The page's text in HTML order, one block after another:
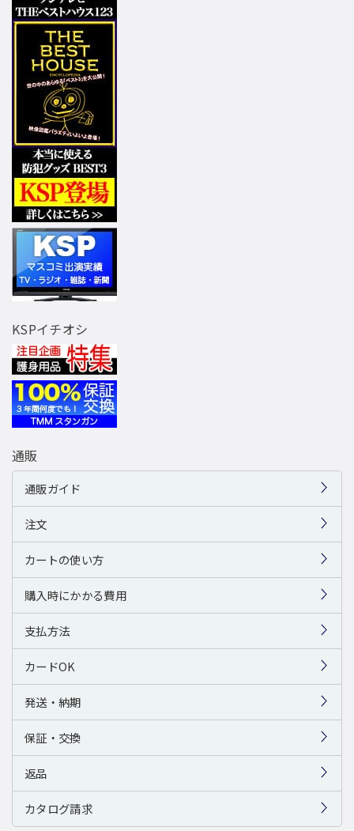
KSPイチオシ
通販
通販ガイド
注文
カートの使い方
購入時にかかる費用
支払方法
カードOK
発送・納期
保証・交換
返品
カタログ請求